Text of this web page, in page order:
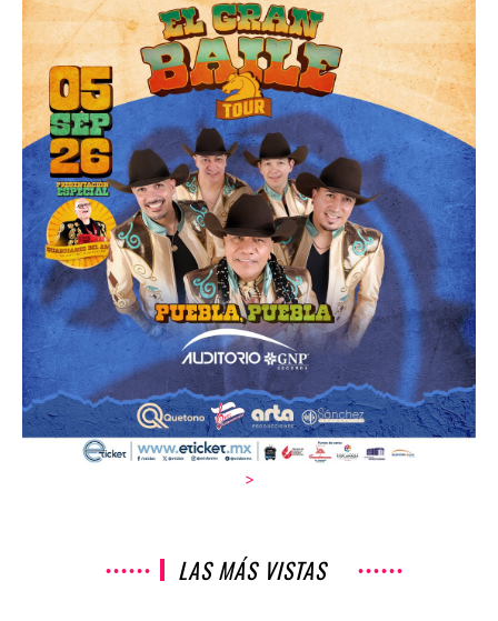
>
LAS MÁS VISTAS